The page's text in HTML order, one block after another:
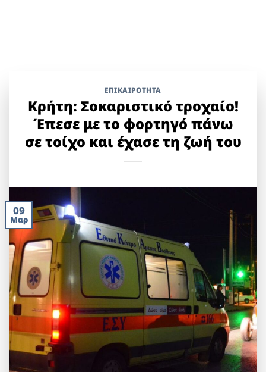
ΕΠΙΚΑΙΡΟΤΗΤΑ
Κρήτη: Σοκαριστικό τροχαίο!
Έπεσε με το φορτηγό πάνω
σε τοίχο και έχασε τη ζωή του
09
Μαρ